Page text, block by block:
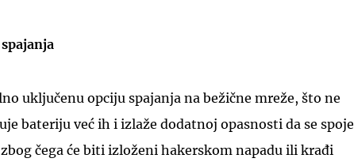
uključenu opciju spajanja na bežične mreže, što ne
bateriju već ih i izlaže dodatnoj opasnosti da se spoje
čega će biti izloženi hakerskom napadu ili krađi